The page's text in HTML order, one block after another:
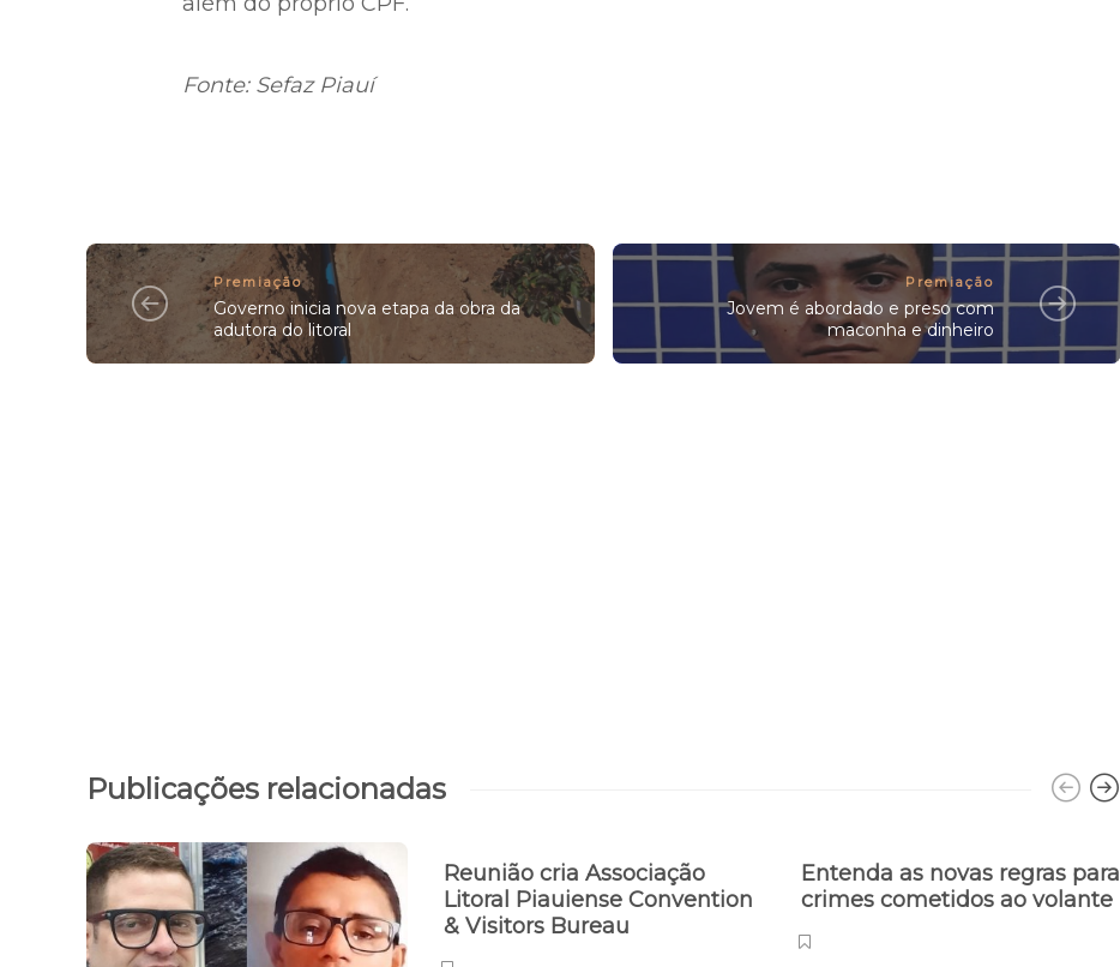
Fonte: Sefaz Piauí
Premiação
Governo inicia nova etapa da obra da
adutora do litoral
Premiação
Jovem é abordado e preso com
maconha e dinheiro
Publicações relacionadas
Reunião cria Associação
Litoral Piauiense Convention
& Visitors Bureau
Entenda as novas regras para
crimes cometidos ao volante